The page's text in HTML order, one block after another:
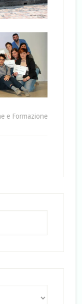
e Formazione